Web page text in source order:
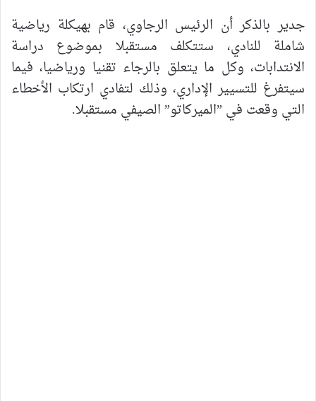
جدير بالذكر أن الرئيس الرجاوي، قام بهيكلة رياضية
شاملة للنادي، ستتكلف مستقبلا بموضوع دراسة
الانتدابات، وكل ما يتعلق بالرجاء تقنيا ورياضيا، فيما
سيتفرغ للتسيير الإداري، وذلك لتفادي ارتكاب الأخطاء
التي وقعت في ”الميركاتو” الصيفي مستقبلا.